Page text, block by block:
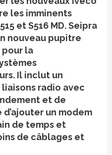
les imminents
et S516 MD. Seipra
nouveau pupitre
pour la
Il inclut un
radio avec
et de
un modem
de temps et
de câblages et